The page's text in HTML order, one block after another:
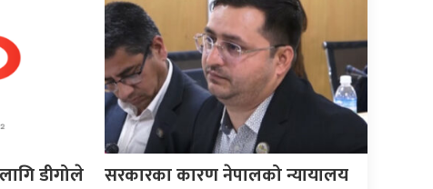
डीगोले
सरकारका कारण नेपालको न्यायालय